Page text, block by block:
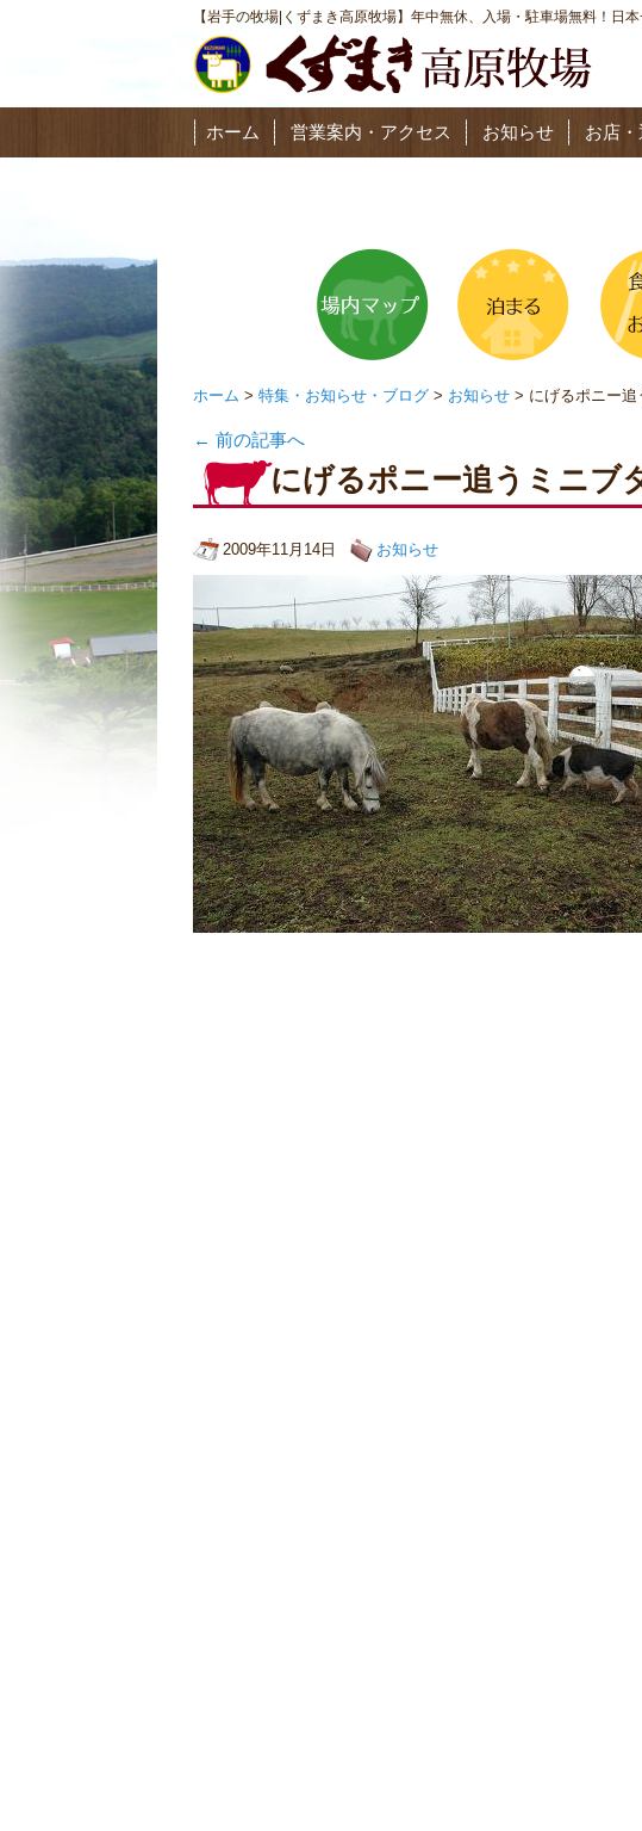
【岩手の牧場|くずまき高原牧場】年中無休、入場・駐車場無料！日
ホーム 営業案内・アクセス お知らせ お店
ホーム > 特集・お知らせ・ブログ > お知らせ > にげるポニー追
← 前の記事へ
にげるポニー追うミニブ
2009年11月14日 お知らせ